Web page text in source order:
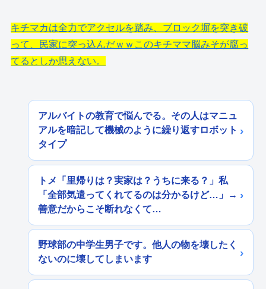
キチマカは全力でアクセルを踏み、ブロック塀を突き破
って、民家に突っ込んだｗｗこのキチママ脳みそが腐っ
てるとしか思えない。
アルバイトの教育で悩んでる。その人はマニュ
アルを暗記して機械のように繰り返すロボット
タイプ
トメ「里帰りは？実家は？うちに来る？」私
「全部気遣ってくれてるのは分かるけど…」→
善意だからこそ断れなくて…
野球部の中学生男子です。他人の物を壊したく
ないのに壊してしまいます